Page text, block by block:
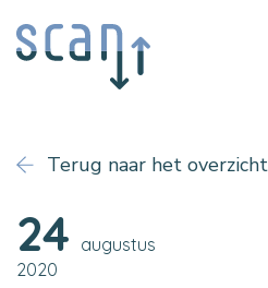
Terug naar het overzicht
24 augustus
2020